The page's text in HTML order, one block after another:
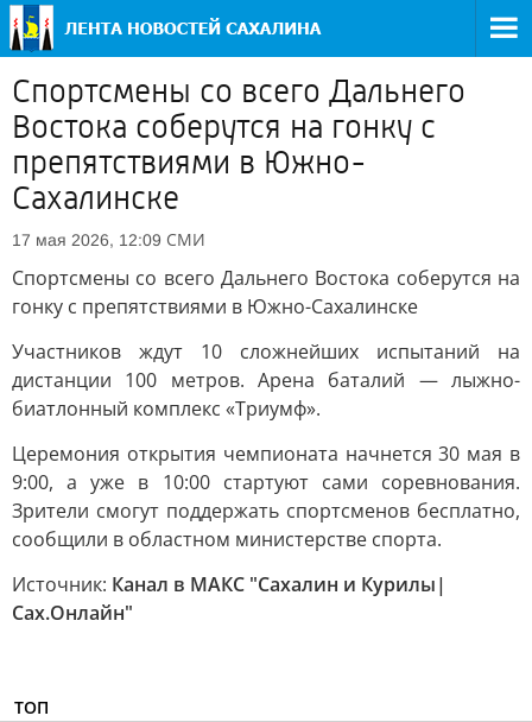
Спортсмены со всего Дальнего
Востока соберутся на гонку с
препятствиями в Южно-
Сахалинске
17 мая 2026, 12:09 СМИ
Спортсмены со всего Дальнего Востока соберутся на
гонку с препятствиями в Южно-Сахалинске
Участников ждут 10 сложнейших испытаний на
дистанции 100 метров. Арена баталий — лыжно-
биатлонный комплекс «Триумф».
Церемония открытия чемпионата начнется 30 мая в
9:00, а уже в 10:00 стартуют сами соревнования.
Зрители смогут поддержать спортсменов бесплатно,
сообщили в областном министерстве спорта.
Источник: Канал в МАКС "Сахалин и Курилы|
Сах.Онлайн"
ТОП